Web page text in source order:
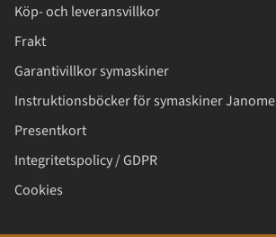
Köp- och leveransvillkor
Frakt
Garantivillkor symaskiner
Instruktionsböcker för symaskiner Janome
Presentkort
Integritetspolicy / GDPR
Cookies